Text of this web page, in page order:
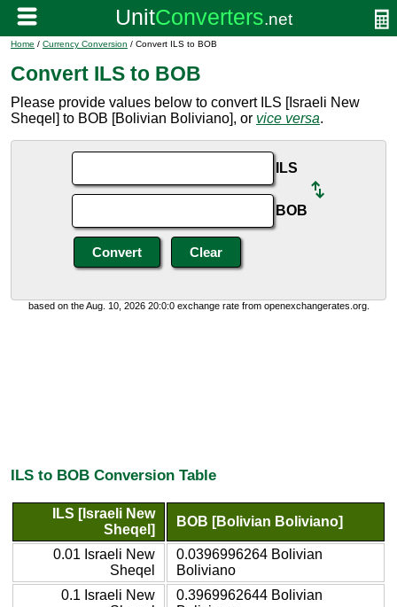
Home / Currency Conversion / Convert ILS to BOB
Convert ILS to BOB
Please provide values below to convert ILS [Israeli New
Sheqel] to BOB [Bolivian Boliviano], or vice versa.
ILS
BOB
based on the Aug. 10, 2026 20:0:0 exchange rate from openexchangerates.org.
ILS to BOB Conversion Table
ILS [Israeli New
Sheqel]
BOB [Bolivian Boliviano]
0.01 Israeli New
Sheqel
0.0396996264 Bolivian
Boliviano
0.1 Israeli New
0.3969962644 Bolivian